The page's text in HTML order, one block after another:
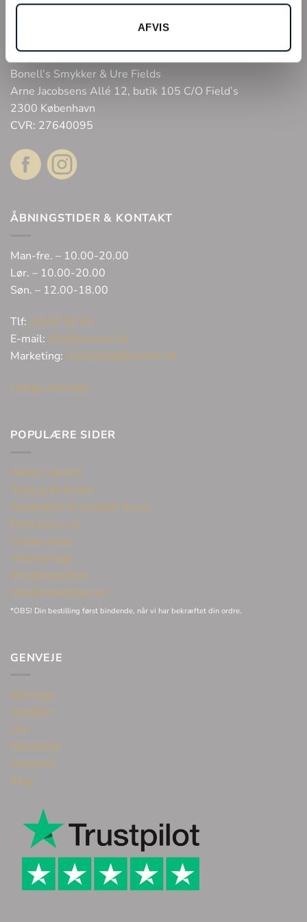
AFVIS
Tilmeld kundeklub
Bonell’s Smykker & Ure Fields
Arne Jacobsens Allé 12, butik 105 C/O Field’s
2300 København
CVR: 27640095
ÅBNINGSTIDER & KONTAKT
Man-fre. – 10.00-20.00
Lør. – 10.00-20.00
Søn. – 12.00-18.00
Tlf: 32 62 06 45
E-mail: info@bonells.dk
Marketing: marketing@bonells.dk
Ledige stillinger
POPULÆRE SIDER
Huller i ørerne
Sælg guld & sølv
Reparation af smykker & ure
Eksklusive ure
Unikke varer
Vielsesringe
Privatlivspolitik
Handelsbetingelser
*OBS! Din bestilling først bindende, når vi har bekræftet din ordre.
GENVEJE
Øreringe
Smykker
Ure
Halskæde
Gavekort
Blog